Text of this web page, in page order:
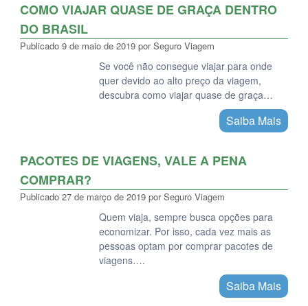
COMO VIAJAR QUASE DE GRAÇA DENTRO
DO BRASIL
Publicado 9 de maio de 2019 por Seguro Viagem
Se você não consegue viajar para onde
quer devido ao alto preço da viagem,
descubra como viajar quase de graça…
Saiba Mais
PACOTES DE VIAGENS, VALE A PENA
COMPRAR?
Publicado 27 de março de 2019 por Seguro Viagem
Quem viaja, sempre busca opções para
economizar. Por isso, cada vez mais as
pessoas optam por comprar pacotes de
viagens….
Saiba Mais